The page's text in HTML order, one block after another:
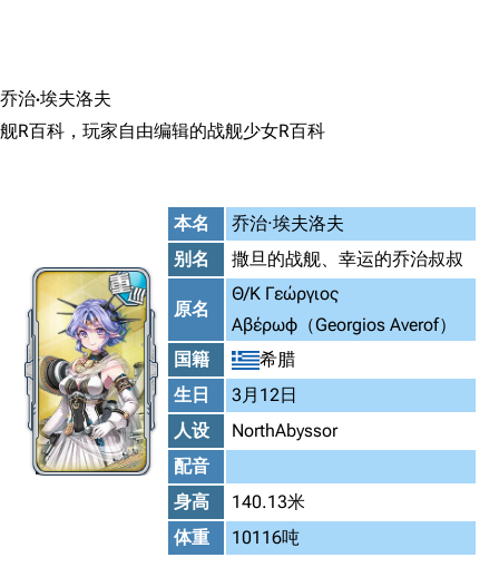
乔治·埃夫洛夫
舰R百科，玩家自由编辑的战舰少女R百科
本名
乔治·埃夫洛夫
别名
撒旦的战舰、幸运的乔治叔叔
原名
Θ/Κ Γεώργιος
Αβέρωφ（Georgios Averof）
国籍
希腊
生日
3月12日
人设
NorthAbyssor
配音
身高
140.13米
体重
10116吨